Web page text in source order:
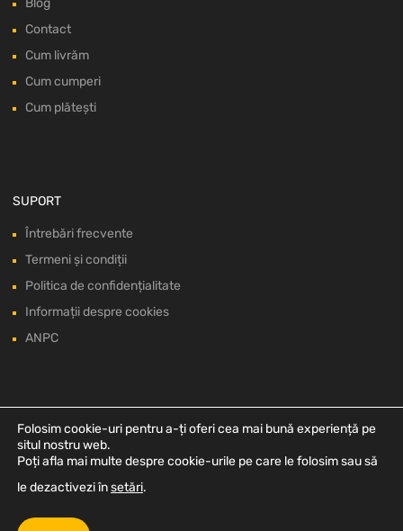
Contact
Cum livrăm
Cum cumperi
Cum plătești
SUPORT
Întrebări frecvente
Termeni și condiții
Politica de confidențialitate
Informații despre cookies
ANPC
Folosim cookie-uri pentru a-ți oferi cea mai bună experiență pe
situl nostru web.
Poți afla mai multe despre cookie-urile pe care le folosim sau să
le dezactivezi însetări.